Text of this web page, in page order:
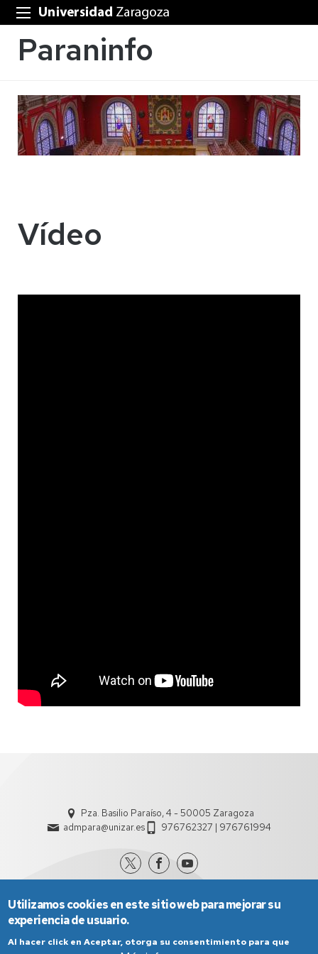
Paraninfo
Vídeo
Pza. Basilio Paraíso, 4 - 50005 Zaragoza
admpara@unizar.es
976762327 | 976761994
Utilizamos cookies en este sitio web para mejorar su
experiencia de usuario.
Al hacer click en Aceptar, otorga su consentimiento para que